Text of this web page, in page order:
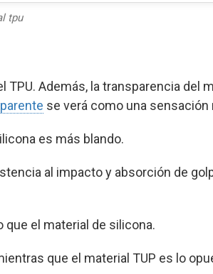
tpu
Además, la transparencia del
se verá como una sensación
es más blando.
al impacto y absorción de
el material de silicona.
que el material TUP es lo